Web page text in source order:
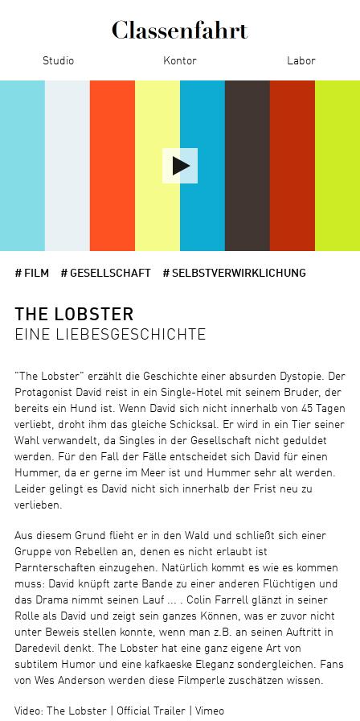
Studio Kontor Labor
# FILM # GESELLSCHAFT # SELBSTVERWIRKLICHUNG
THE LOBSTER
EINE LIEBESGESCHICHTE
"The Lobster" erzählt die Geschichte einer absurden Dystopie. Der
Protagonist David reist in ein Single-Hotel mit seinem Bruder, der
bereits ein Hund ist. Wenn David sich nicht innerhalb von 45 Tagen
verliebt, droht ihm das gleiche Schicksal. Er wird in ein Tier seiner
Wahl verwandelt, da Singles in der Gesellschaft nicht geduldet
werden. Für den Fall der Fälle entscheidet sich David für einen
Hummer, da er gerne im Meer ist und Hummer sehr alt werden.
Leider gelingt es David nicht sich innerhalb der Frist neu zu
verlieben.
Aus diesem Grund flieht er in den Wald und schließt sich einer
Gruppe von Rebellen an, denen es nicht erlaubt ist
Parnterschaften einzugehen. Natürlich kommt es wie es kommen
muss: David knüpft zarte Bande zu einer anderen Flüchtigen und
das Drama nimmt seinen Lauf ... . Colin Farrell glänzt in seiner
Rolle als David und zeigt sein ganzes Können, was er zuvor nicht
unter Beweis stellen konnte, wenn man z.B. an seinen Auftritt in
Daredevil denkt. The Lobster hat eine ganz eigene Art von
subtilem Humor und eine kafkaeske Eleganz sondergleichen. Fans
von Wes Anderson werden diese Filmperle zuschätzen wissen.
Video: The Lobster | Official Trailer | Vimeo